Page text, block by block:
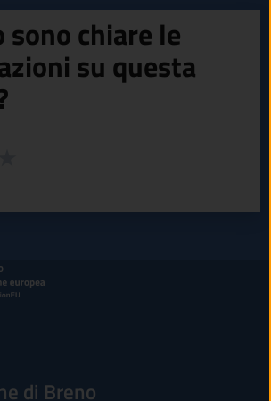
sono chiare le
su questa
di Breno